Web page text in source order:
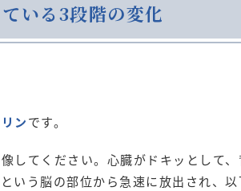
いる3段階の変化
ンです。
してください。心臓がドキッとして
いう脳の部位から急速に放出され、